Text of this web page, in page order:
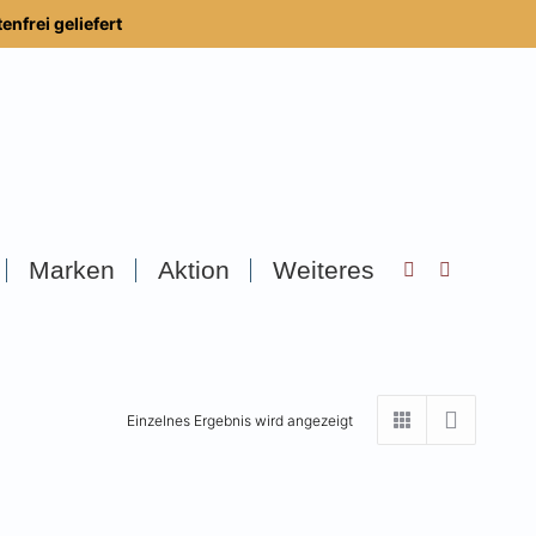
geliefert
Marken Aktion Weiteres Search:
Einzelnes Ergebnis wird angezeigt